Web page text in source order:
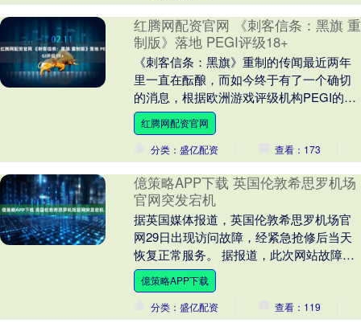
红腾网配资官网 《刺客信条：黑旗 重
制版》落地 PEGI评级18+
《刺客信条：黑旗》重制的传闻最近两年
里一直在酝酿，而如今终于有了一个确切
的消息，根据欧洲游戏评级机构PEGI的公
开信息，《刺客信条：黑旗 重制版》
(Assass....
红腾网配资官网
分类：盛亿配资
查看：173
億策略APP下载 英国伦敦希思罗机场
官网突发宕机
据英国媒体报道，英国伦敦希思罗机场官
网29日出现访问故障，经紧急抢修后当天
恢复正常服务。 据报道，此次网站故障与
一起大范围网络中断事件有关。除希思罗
机场外，苏格....
億策略APP下载
分类：盛亿配资
查看：119